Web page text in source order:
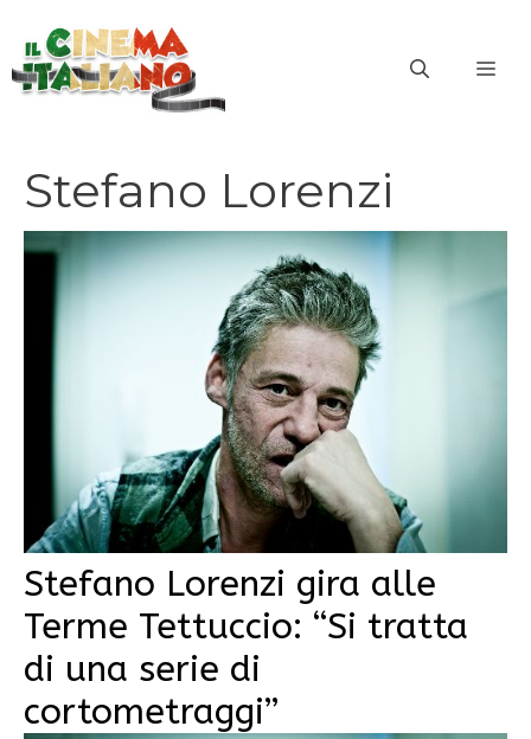
contenuto
Stefano Lorenzi
Stefano Lorenzi gira alle
Terme Tettuccio: “Si tratta
di una serie di
cortometraggi”